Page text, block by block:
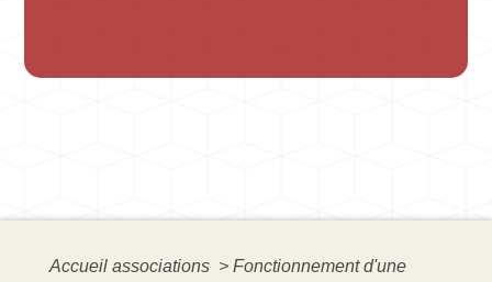
Accueil associations > Fonctionnement d'une